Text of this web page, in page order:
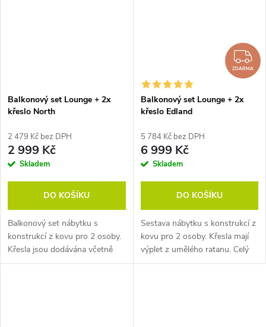
Balkonový set Lounge + 2x
křeslo North
2 479 Kč bez DPH
2 999 Kč
Skladem
DO KOŠÍKU
Balkonový set nábytku s
konstrukcí z kovu pro 2 osoby.
Křesla jsou dodávána včetně
podsedáků. Minimální údržba.
ZDARMA
Balkonový set Lounge + 2x
křeslo Edland
5 784 Kč bez DPH
6 999 Kč
Skladem
DO KOŠÍKU
Sestava nábytku s konstrukcí z
kovu pro 2 osoby. Křesla mají
výplet z umělého ratanu. Celý
set je téměř bezúdržbový.